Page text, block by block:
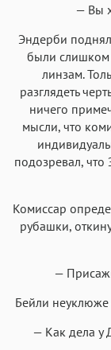
— Вы
Эндерби поднял
были слишком
линзам.
разглядеть
ничего
мысли, что
подозревал,
Комиссар
рубашки,
—
Бейли неуклюже
— Как дела у